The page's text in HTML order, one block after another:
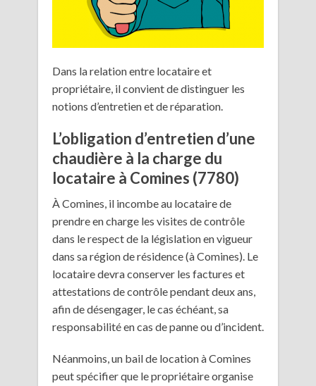
Dans la relation entre locataire et
propriétaire, il convient de distinguer les
notions d’entretien et de réparation.
L’obligation d’entretien d’une
chaudière à la charge du
locataire à Comines (7780)
À Comines, il incombe au locataire de
prendre en charge les visites de contrôle
dans le respect de la législation en vigueur
dans sa région de résidence (à Comines). Le
locataire devra conserver les factures et
attestations de contrôle pendant deux ans,
afin de désengager, le cas échéant, sa
responsabilité en cas de panne ou d’incident.
Néanmoins, un bail de location à Comines
peut spécifier que le propriétaire organise